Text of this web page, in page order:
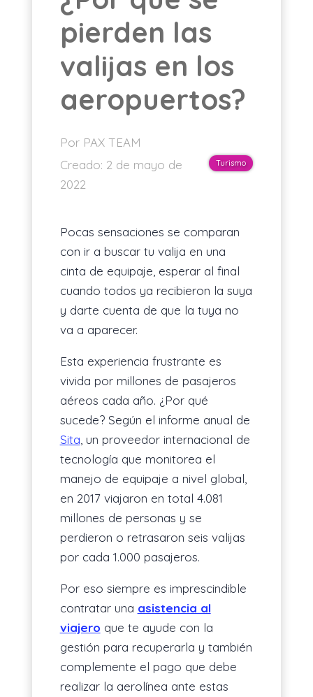
pierden las
valijas en los
aeropuertos?
Por PAX TEAM
Creado: 2 de mayo de
2022
Turismo
Pocas sensaciones se comparan
con ir a buscar tu valija en una
cinta de equipaje, esperar al final
cuando todos ya recibieron la suya
y darte cuenta de que la tuya no
va a aparecer.
Esta experiencia frustrante es
vivida por millones de pasajeros
aéreos cada año. ¿Por qué
sucede? Según el informe anual de
Sita , un proveedor internacional de
tecnología que monitorea el
manejo de equipaje a nivel global,
en 2017 viajaron en total 4.081
millones de personas y se
perdieron o retrasaron seis valijas
por cada 1.000 pasajeros.
Por eso siempre es imprescindible
contratar una asistencia al
viajero que te ayude con la
gestión para recuperarla y también
complemente el pago que debe
realizar la aerolínea ante estas